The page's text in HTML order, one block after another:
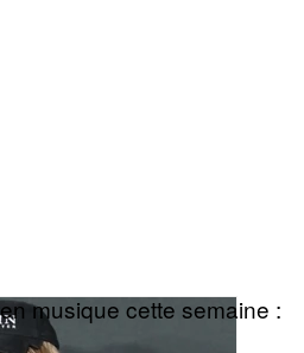
musique cette semaine :